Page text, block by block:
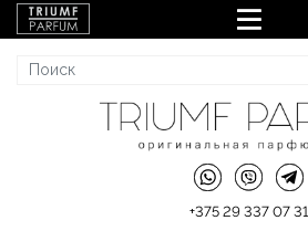
+375 29 337 07 31